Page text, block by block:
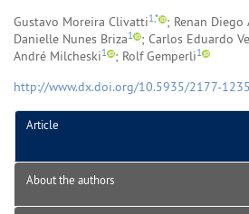
Gustavo Moreira Clivatti1,* ; Renan
Danielle Nunes Briza1 ; Carlos Eduardo
André Milcheski1 ; Rolf Gemperli1
http://www.dx.doi.org/10.5935/2177-
Article
About the authors